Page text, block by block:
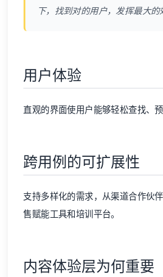
下，找到对的用户，发挥最大的
用户体验
直观的界面使用户能够轻松查找、预
跨用例的可扩展性
支持多样化的需求，从渠道合作伙
售赋能工具和培训平台。
内容体验层为何重要